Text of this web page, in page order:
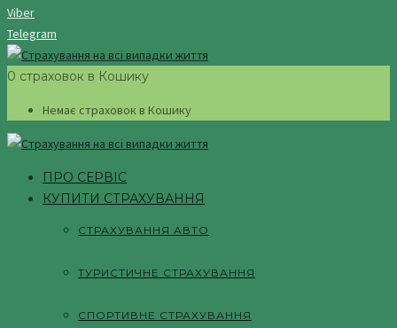
Viber
Telegram
0 страховок в Кошику
Немає страховок в Кошику
ПРО СЕРВІС
КУПИТИ СТРАХУВАННЯ
СТРАХУВАННЯ АВТО
ТУРИСТИЧНЕ СТРАХУВАННЯ
СПОРТИВНЕ СТРАХУВАННЯ